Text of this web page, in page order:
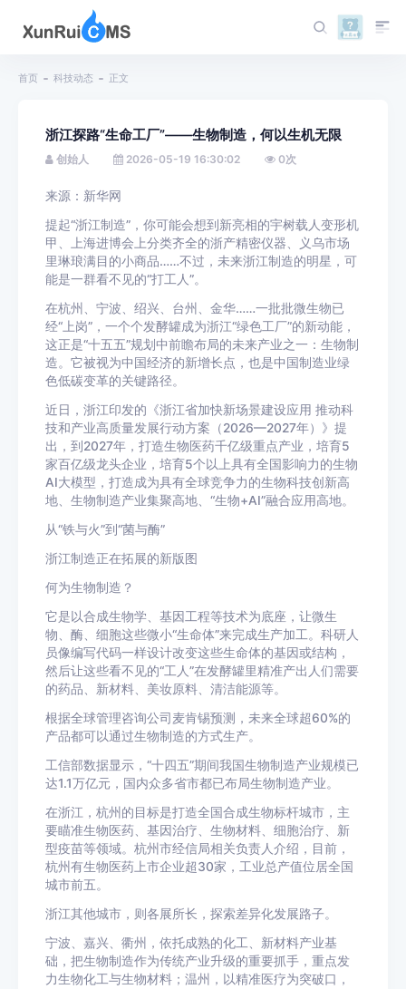
首页 科技动态 正文
浙江探路“生命工厂”——生物制造，何以生机无限
创始人 2026-05-19 16:30:02 0次
来源：新华网
提起“浙江制造”，你可能会想到新亮相的宇树载人变形机
甲、上海进博会上分类齐全的浙产精密仪器、义乌市场
里琳琅满目的小商品……不过，未来浙江制造的明星，可
能是一群看不见的“打工人”。
在杭州、宁波、绍兴、台州、金华……一批批微生物已
经“上岗”，一个个发酵罐成为浙江“绿色工厂”的新动能，
这正是“十五五”规划中前瞻布局的未来产业之一：生物制
造。它被视为中国经济的新增长点，也是中国制造业绿
色低碳变革的关键路径。
近日，浙江印发的《浙江省加快新场景建设应用 推动科
技和产业高质量发展行动方案（2026—2027年）》提
出，到2027年，打造生物医药千亿级重点产业，培育5
家百亿级龙头企业，培育5个以上具有全国影响力的生物
AI大模型，打造成为具有全球竞争力的生物科技创新高
地、生物制造产业集聚高地、“生物+AI”融合应用高地。
从“铁与火”到“菌与酶”
浙江制造正在拓展的新版图
何为生物制造？
它是以合成生物学、基因工程等技术为底座，让微生
物、酶、细胞这些微小“生命体”来完成生产加工。科研人
员像编写代码一样设计改变这些生命体的基因或结构，
然后让这些看不见的“工人”在发酵罐里精准产出人们需要
的药品、新材料、美妆原料、清洁能源等。
根据全球管理咨询公司麦肯锡预测，未来全球超60%的
产品都可以通过生物制造的方式生产。
工信部数据显示，“十四五”期间我国生物制造产业规模已
达1.1万亿元，国内众多省市都已布局生物制造产业。
在浙江，杭州的目标是打造全国合成生物标杆城市，主
要瞄准生物医药、基因治疗、生物材料、细胞治疗、新
型疫苗等领域。杭州市经信局相关负责人介绍，目前，
杭州有生物医药上市企业超30家，工业总产值位居全国
城市前五。
浙江其他城市，则各展所长，探索差异化发展路子。
宁波、嘉兴、衢州，依托成熟的化工、新材料产业基
础，把生物制造作为传统产业升级的重要抓手，重点发
力生物化工与生物材料；温州，以精准医疗为突破口，